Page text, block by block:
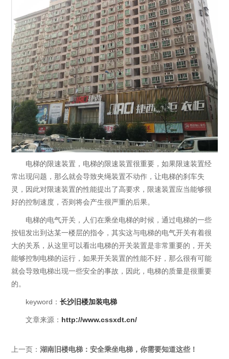
电梯的限速装置，电梯的限速装置很重要，如果限速装置经
常出现问题，那么就会导致夹绳装置不动作，让电梯的刹车失
灵，因此对限速装置的性能提出了高要求，限速装置应当能够很
好的控制速度，否则将会产生很严重的后果。
电梯的电气开关，人们在乘坐电梯的时候，通过电梯的一些
按钮发出到达某一楼层的指令，其实这与电梯的电气开关有着很
大的关系，从这里可以看出电梯的开关装置是非常重要的，开关
能够控制电梯的运行，如果开关装置的性能不好，那么很有可能
就会导致电梯出现一些安全的事故，因此，电梯的质量是很重要
的。
keyword：长沙旧楼加装电梯
文章来源： http://www.cssxdt.cn/
上一页：湖南旧楼电梯：安全乘坐电梯，你需要知道这些！